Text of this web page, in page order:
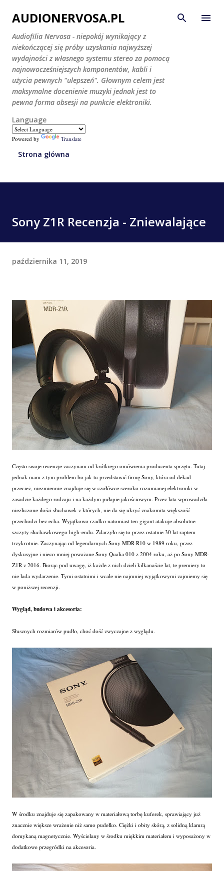
Przejdź do głównej zawartości
AUDIONERVOSA.PL
Audiofilia Nervosa - niepokój wynikający z
niekończącej się próby uzyskania najwyższej
wydajności z własnego systemu stereo za pomocą
najnowocześniejszych komponentów, kabli i
użycia pewnych "ulepszeń". Głownym celem jest
maksymalne docenienie muzyki jednak jest to
pewna forma obsesji na punkcie elektroniki.
Language
Powered by Translate
Strona główna
Sony Z1R Recenzja - Zniewalające
października 11, 2019
Często swoje recenzje zaczynam od krótkiego omówienia producenta sprzętu. Tutaj
jednak mam z tym problem bo jak tu przedstawić firmę Sony, która od dekad
przecież, niezmiennie znajduje się w czołówce szeroko rozumianej elektroniki w
zasadzie każdego rodzaju i na każdym pułapie jakościowym. Przez lata wprowadziła
niezliczone ilości słuchawek z których, nie da się ukryć znakomita większość
przechodzi bez echa. Wyjątkowo rzadko natomiast ten gigant atakuje absolutne
szczyty słuchawkowego high-endu. Zdarzyło się to przez ostatnie 30 lat raptem
trzykrotnie. Zaczynając od legendarnych Sony MDR-R10 w 1989 roku, przez
dyskusyjne i nieco mniej poważane Sony Qualia 010 z 2004 roku, aż po Sony MDR-
Z1R z 2016. Biorąc pod uwagę, iż każde z nich dzieli kilkanaście lat, te premiery to
nie lada wydarzenie. Tymi ostatnimi i wcale nie najmniej wyjątkowymi zajmiemy się
w poniższej recenzji.
Wygląd, budowa i akcesoria:
Słusznych rozmiarów pudło, choć dość zwyczajne z wyglądu.
W środku znajduje się zapakowany w materiałową torbę kuferek, sprawiający już
znacznie większe wrażenie niż samo pudełko. Ciężki i obity skórą, z solidną klamrą
domykaną magnetycznie. Wyścielany w środku miękkim materiałem i wyposażony w
dodatkowe przegródki na akcesoria.